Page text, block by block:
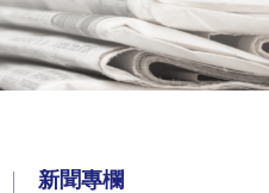
新聞專欄